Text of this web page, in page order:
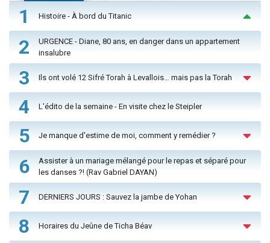
1 Histoire - À bord du Titanic
2
URGENCE - Diane, 80 ans, en danger dans un appartement
insalubre
3 Ils ont volé 12 Sifré Torah à Levallois… mais pas la Torah
4 L'édito de la semaine - En visite chez le Steipler
5 Je manque d'estime de moi, comment y remédier ?
6
Assister à un mariage mélangé pour le repas et séparé pour
les danses ?! (Rav Gabriel DAYAN)
7 DERNIERS JOURS : Sauvez la jambe de Yohan
8 Horaires du Jeûne de Ticha Béav